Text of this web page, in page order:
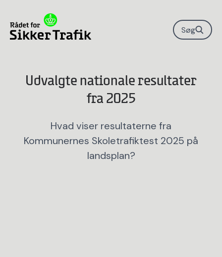
Søg
Udvalgte nationale resultater
fra 2025
Hvad viser resultaterne fra
Kommunernes Skoletrafiktest 2025 på
landsplan?